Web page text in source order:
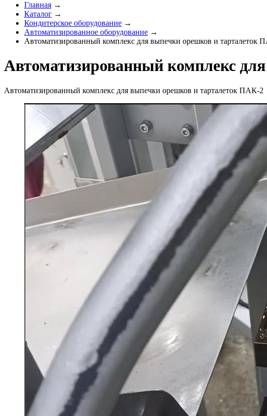
Главная →
Каталог →
Кондитерское оборудование →
Автоматизированное оборудование →
Автоматизированный комплекс для выпечки орешков и тарталеток
Автоматизированный комплекс
Автоматизированный комплекс для выпечки орешков и тарталеток ПАК-2